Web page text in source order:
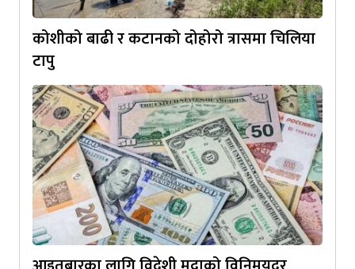
कोशीको बाढी र कटानको दोहोरो त्रासमा चिलिया
टापु